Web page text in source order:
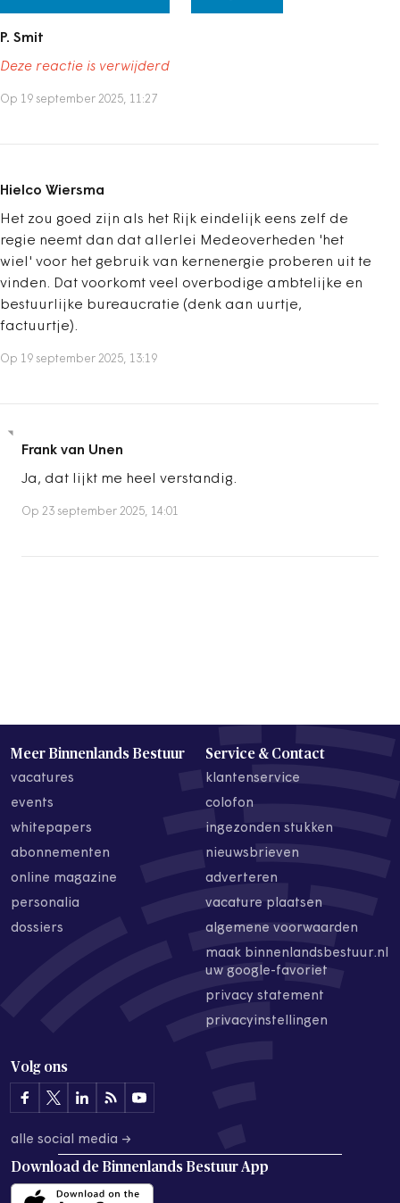
P. Smit
Deze reactie is verwijderd
Op 19 september 2025, 11:27
Hielco Wiersma
Het zou goed zijn als het Rijk eindelijk eens zelf de
regie neemt dan dat allerlei Medeoverheden 'het
wiel' voor het gebruik van kernenergie proberen uit te
vinden. Dat voorkomt veel overbodige ambtelijke en
bestuurlijke bureaucratie (denk aan uurtje,
factuurtje).
Op 19 september 2025, 13:19
Frank van Unen
Ja, dat lijkt me heel verstandig.
Op 23 september 2025, 14:01
Meer Binnenlands Bestuur
vacatures
events
whitepapers
abonnementen
online magazine
personalia
dossiers
Service & Contact
klantenservice
colofon
ingezonden stukken
nieuwsbrieven
adverteren
vacature plaatsen
algemene voorwaarden
maak binnenlandsbestuur.nl
uw google-favoriet
privacy statement
privacyinstellingen
Volg ons
alle social media →
Download de Binnenlands Bestuur App